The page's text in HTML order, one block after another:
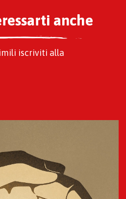
anche
iscriviti alla